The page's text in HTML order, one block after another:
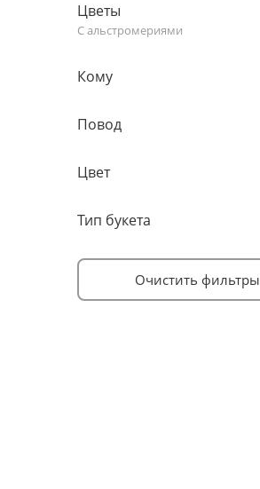
Цветы
С альстромериями
Кому
Повод
Цвет
Тип букета
Очистить фильтры